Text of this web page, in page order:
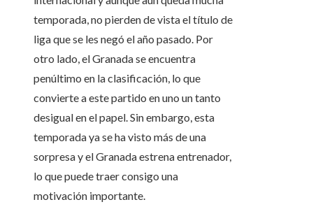
temporada, no pierden de vista el título de
liga que se les negó el año pasado. Por
otro lado, el Granada se encuentra
penúltimo en la clasificación, lo que
convierte a este partido en uno un tanto
desigual en el papel. Sin embargo, esta
temporada ya se ha visto más de una
sorpresa y el Granada estrena entrenador,
lo que puede traer consigo una
motivación importante.